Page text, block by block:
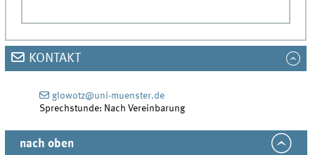
KONTAKT
glowotz@uni-muenster.de
Sprechstunde: Nach Vereinbarung
nach oben